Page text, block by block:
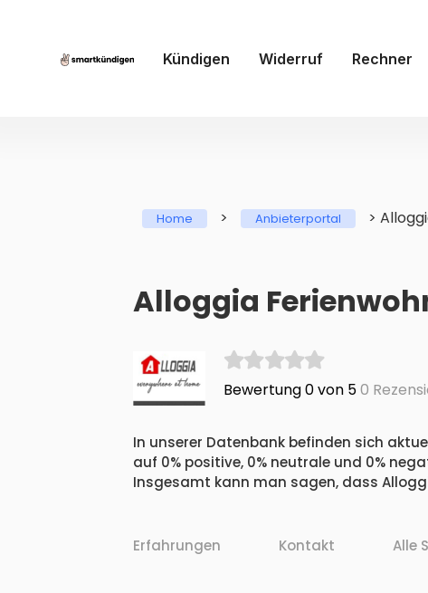
Kündigen Widerruf Rechner
Home > Anbieterportal >
Alloggia
Bewertung 0 von 50
In unserer Datenbank befinden sich
auf 0% positive, 0% neutrale und 0%
Insgesamt kann man sagen, dass
Erfahrungen Kontakt Alle